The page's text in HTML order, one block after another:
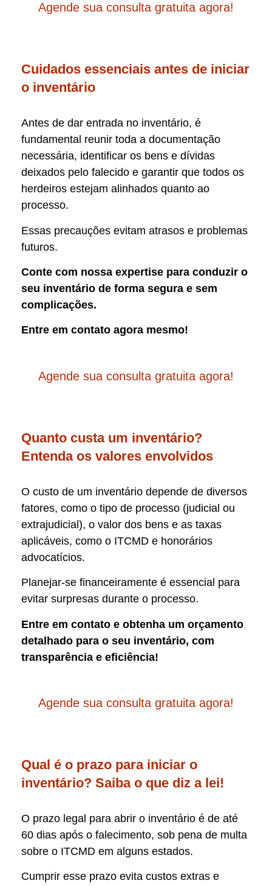
Agende sua consulta gratuita agora!
Cuidados essenciais antes de iniciar
o inventário
Antes de dar entrada no inventário, é
fundamental reunir toda a documentação
necessária, identificar os bens e dívidas
deixados pelo falecido e garantir que todos os
herdeiros estejam alinhados quanto ao
processo.
Essas precauções evitam atrasos e problemas
futuros.
Conte com nossa expertise para conduzir o
seu inventário de forma segura e sem
complicações.
Entre em contato agora mesmo!
Agende sua consulta gratuita agora!
Quanto custa um inventário?
Entenda os valores envolvidos
O custo de um inventário depende de diversos
fatores, como o tipo de processo (judicial ou
extrajudicial), o valor dos bens e as taxas
aplicáveis, como o ITCMD e honorários
advocatícios.
Planejar-se financeiramente é essencial para
evitar surpresas durante o processo.
Entre em contato e obtenha um orçamento
detalhado para o seu inventário, com
transparência e eficiência!
Agende sua consulta gratuita agora!
Qual é o prazo para iniciar o
inventário? Saiba o que diz a lei!
O prazo legal para abrir o inventário é de até
60 dias após o falecimento, sob pena de multa
sobre o ITCMD em alguns estados.
Cumprir esse prazo evita custos extras e